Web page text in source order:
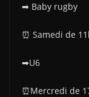
➡ Baby rugby
⏰ Samedi de
➡U6
⏰Mercredi de